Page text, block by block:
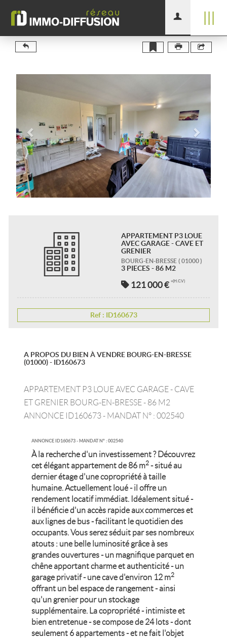
Previous Next
APPARTEMENT P3 LOUE
AVEC GARAGE - CAVE ET
GRENIER
BOURG-EN-BRESSE ( 01000 )
3 PIECES -86 M2
121 000 € *(H.C.V)
Ref : ID160673
A PROPOS DU BIEN À VENDRE BOURG-EN-BRESSE
(01000) - ID160673
APPARTEMENT P3 LOUE AVEC GARAGE - CAVE
ET GRENIER BOURG-EN-BRESSE - 86 M2
ANNONCE ID160673 - MANDAT N° : 002540
ANNONCE ID160673 - MANDAT N° : 002540
À la recherche d'un investissement ? Découvrez
cet élégant appartement de 86 m2 - situé au
dernier étage d'une copropriété à taille
humaine. Actuellement loué - il offre un
rendement locatif immédiat. Idéalement situé -
il bénéficie d'un accès rapide aux commerces et
aux lignes de bus - facilitant le quotidien des
occupants. Vous serez séduit par ses nombreux
atouts : une belle luminosité grâce à ses
grandes ouvertures - un magnifique parquet en
chêne apportant charme et authenticité - un
garage privatif - une cave d'environ 12 m2
offrant un bel espace de rangement - ainsi
qu'un grenier pour un stockage
supplémentaire. La copropriété - intimiste et
bien entretenue - se compose de 24 lots - dont
seulement 6 appartements - et ne fait l'objet